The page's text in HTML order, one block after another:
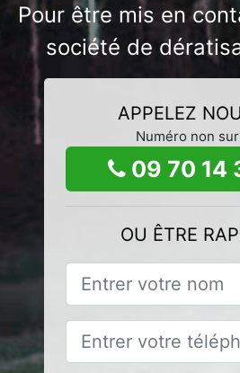
Pour être mis en
société de
APPELEZ
Numéro non
09 70 14
OU ÊTRE